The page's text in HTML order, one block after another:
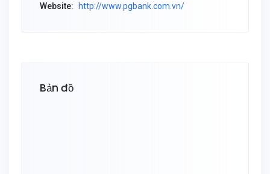
Website: http://www.pgbank.com.vn/
Bản đồ